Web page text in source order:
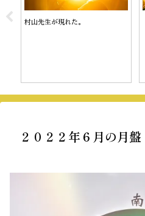
村山先生が現れた。
２０２２年６月の月盤